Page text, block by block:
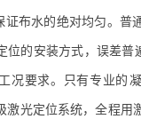
证布水的绝对均匀。普
位的安装方式，误差普
况要求。只有专业的‌
激光定位系统，全程用